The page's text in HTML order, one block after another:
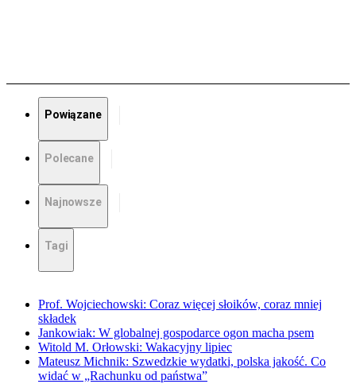
Powiązane
Polecane
Najnowsze
Tagi
Prof. Wojciechowski: Coraz więcej słoików, coraz mniej
składek
Jankowiak: W globalnej gospodarce ogon macha psem
Witold M. Orłowski: Wakacyjny lipiec
Mateusz Michnik: Szwedzkie wydatki, polska jakość. Co
widać w „Rachunku od państwa”